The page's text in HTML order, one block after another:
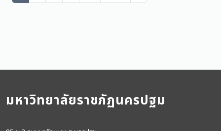
มหาวิทยาลัยราชภัฏนครปฐม